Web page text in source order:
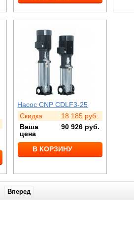
Насос CNP CDLF3-25
Скидка
18 185 руб.
Ваша
цена
90 926 руб.
В КОРЗИНУ
Вперед